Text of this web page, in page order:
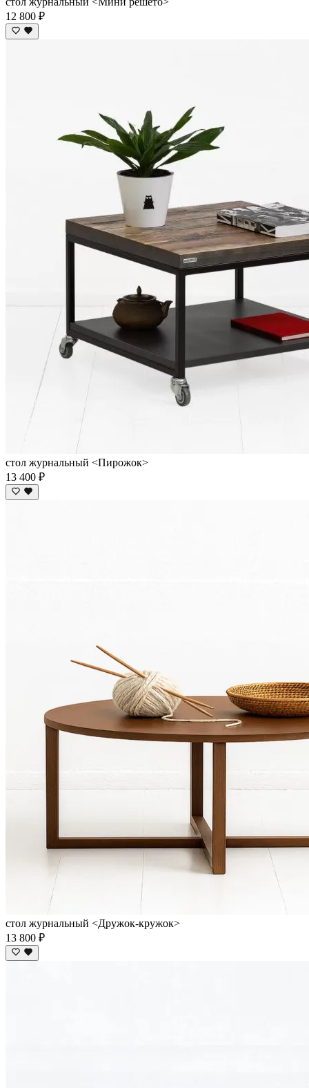
12 800 ₽
стол журнальный <Пирожок>
13 400 ₽
стол журнальный <Дружок-кружок>
13 800 ₽